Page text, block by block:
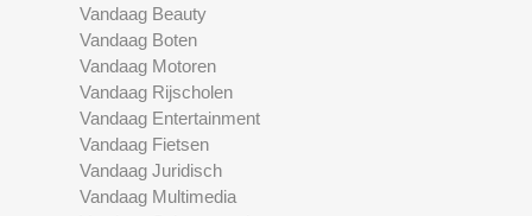
Vandaag Beauty
Vandaag Boten
Vandaag Motoren
Vandaag Rijscholen
Vandaag Entertainment
Vandaag Fietsen
Vandaag Juridisch
Vandaag Multimedia